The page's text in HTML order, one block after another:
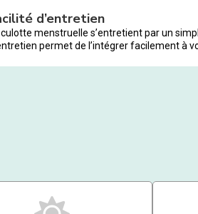
d’entretien
culotte menstruelle s’entretient par un
permet de l’intégrer facilement à